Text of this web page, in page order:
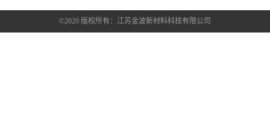
©2020 版权所有：江苏金波新材料科技有限公司